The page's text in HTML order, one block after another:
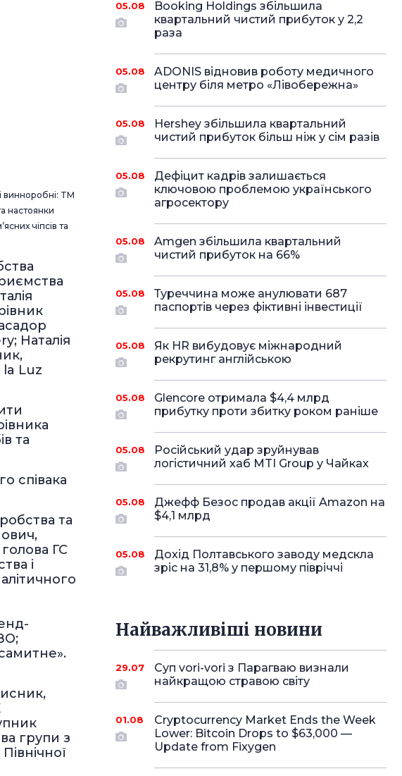
винноробні: TM
настоянки
чіпсів та
Наталія
la Luz
та
співака
та
ГС
і
групи з
05.08
Booking Holdings збільшила
квартальний чистий прибуток у 2,2
раза
05.08
ADONIS відновив роботу медичного
центру біля метро «Лівобережна»
05.08
Hershey збільшила квартальний
чистий прибуток більш ніж у сім разів
05.08
Дефіцит кадрів залишається
ключовою проблемою українського
агросектору
05.08
Amgen збільшила квартальний
чистий прибуток на 66%
05.08
Туреччина може анулювати 687
паспортів через фіктивні інвестиції
05.08
Як HR вибудовує міжнародний
рекрутинг англійською
05.08
Glencore отримала $4,4 млрд
прибутку проти збитку роком раніше
05.08
Російський удар зруйнував
логістичний хаб MTI Group у Чайках
05.08
Джефф Безос продав акції Amazon на
$4,1 млрд
05.08
Дохід Полтавського заводу медскла
зріс на 31,8% у першому півріччі
Найважливіші новини
29.07
Суп vori-vori з Парагваю визнали
найкращою стравою світу
01.08
Cryptocurrency Market Ends the Week
Lower: Bitcoin Drops to $63,000 —
Update from Fixygen